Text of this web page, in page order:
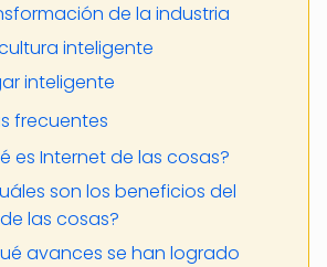
de la industria
inteligente
inteligente
frecuentes
es Internet de las cosas?
son los beneficios del
las cosas?
avances se han logrado